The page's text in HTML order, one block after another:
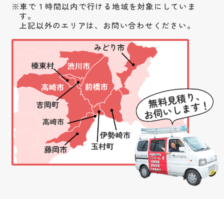
車で１時間以内で行ける地域を対象にしていま
す。
上記以外のエリアは、お問い合わせください。